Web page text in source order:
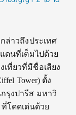
ล่าวถึงประเทศ
ดนที่เต็มไปด้วย
ที่ยวที่มีชื่อเสียง
Tower) ตั้ง
รุงปารีส มหาวิ
ที่โดดเด่นด้วย